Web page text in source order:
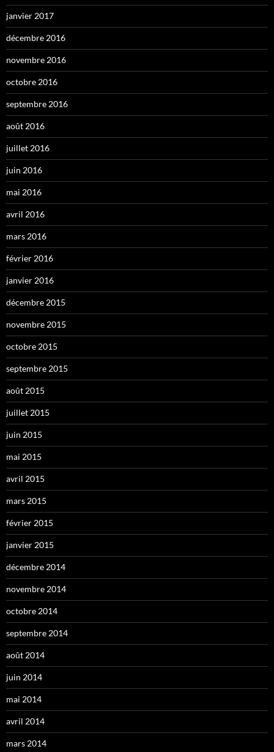
janvier 2017
décembre 2016
novembre 2016
octobre 2016
septembre 2016
août 2016
juillet 2016
juin 2016
mai 2016
avril 2016
mars 2016
février 2016
janvier 2016
décembre 2015
novembre 2015
octobre 2015
septembre 2015
août 2015
juillet 2015
juin 2015
mai 2015
avril 2015
mars 2015
février 2015
janvier 2015
décembre 2014
novembre 2014
octobre 2014
septembre 2014
août 2014
juin 2014
mai 2014
avril 2014
mars 2014